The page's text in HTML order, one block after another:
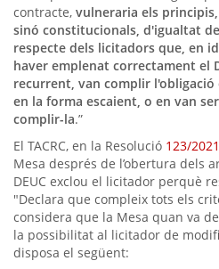
contracte, vulneraria els
sinó constitucionals, d'igualtat
respecte dels licitadors que, en
haver emplenat correctament el
recurrent, van complir l'obligació
en la forma escaient, o en van
complir-la.”
El TACRC, en la Resolució 123/2021
Mesa després de l’obertura dels
DEUC exclou el licitador perquè
"Declara que compleix tots els
considera que la Mesa quan va
la possibilitat al licitador de
disposa el següent: